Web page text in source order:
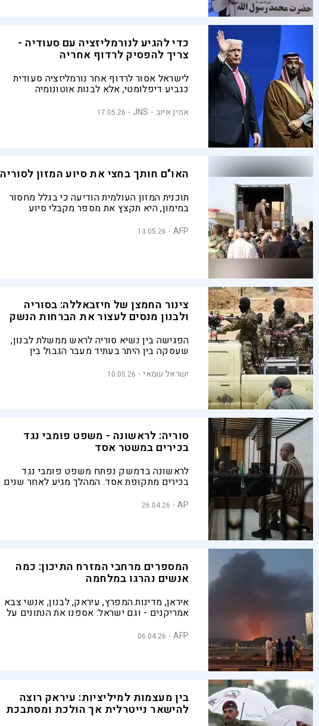
כדי להגיע לנורמליזציה עם סעודיה -
צריך להפסיק לרדוף אחריה
לישראל אסור לרדוף אחר נורמליזציה סעודית
כגביע דיפלומטי, אלא לבנות אוטונומיה
רלוונטיות בתוך הסדר החדש במזרח התיכון לבין
לחוסר רלוונטיות מחוצה לו
אמין איוב - JNS 17.05.26
האו"ם חותך בחצי את סיוע המזון לסוריה
תוכנית המזון העולמית הודיעה כי בגלל מחסור
במימון, היא תקצץ את מספר מקבלי סיוע
הלחם שסייעה למיליוני בני אדם
AFP
13.05.26
צינור החמצן של חיזבאללה: בסוריה
ולבנון מנסים לעצור את הברחות הנשק
הפגישה בין נשיא סוריה לראש ממשלת לבנון,
שעסקה בין היתר בעתיד מעבר הגבול בין
הניסיון הסורי לעצור את ההברחות - חיזבאללה
ישראל שמאי 10.05.26
סוריה: לראשונה - משפט פומבי נגד
בכירים במשטר אסד
לראשונה בדמשק נפתח משפט פומבי נגד
בכירים מתקופת אסד. המהלך מגיע לאחר שנים
להתמודד עם פשעי העבר
AP
26.04.26
המספרים מרחבי המזרח התיכון: כמה
אנשים נהרגו במלחמה
איראן, מדינות המפרץ, עיראק, לבנון, אנשי צבא
אמריקנים - וגם ישראל: אספנו את הנתונים על
ברחבי המזרח התיכון
AFP
06.04.26
בין מעצמות למיליציות: עיראק רוצה
להישאר נייטרלית אך הולכת ומסתבכת